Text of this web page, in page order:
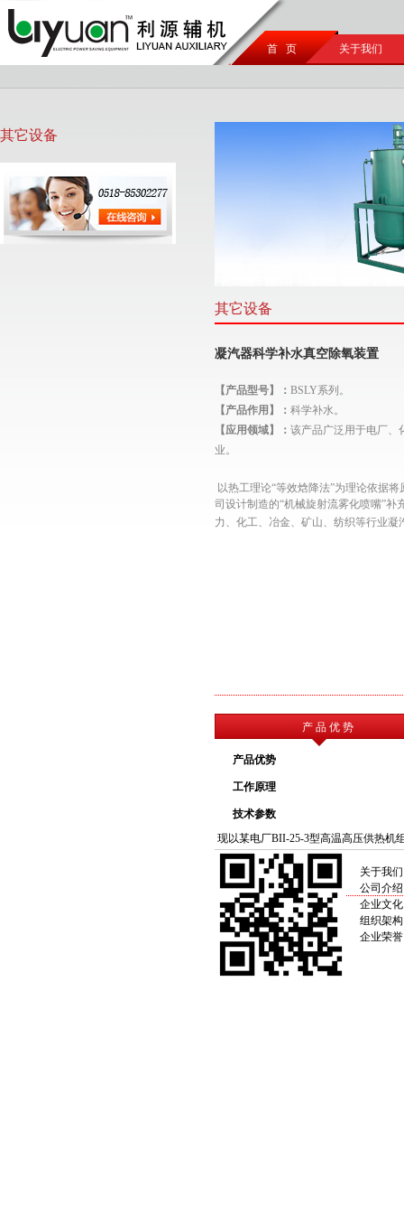
首 页 关于我们
其它设备
其它设备
凝汽器科学补水真空除氧装置
【产品型号】： BSLY系列。
【产品作用】： 科学补水。
【应用领域】： 该产品广泛用于电厂、
业。
以热工理论“等效焓降法”为理论依据
司设计制造的“机械旋射流雾化喷嘴”补
力 、化工、冶金、矿山、纺织等行业凝
产 品 优 势
产品优势
工作原理
技术参数
现以某电厂BII-25-3型高温高压供热机
关于我们
公司介绍
企业文化
组织架构
企业荣誉